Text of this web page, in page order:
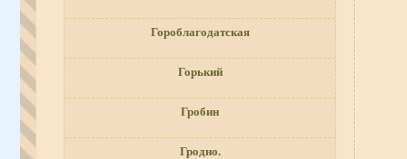
Гороблагодатская
Горький
Гробин
Гродно.